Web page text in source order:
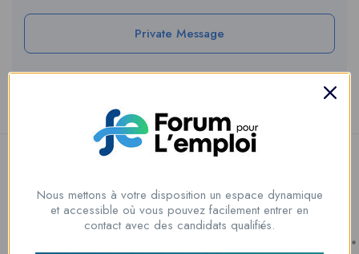
Private Message
Nous mettons à votre disposition un espace dynamique
et accessible où vous pouvez facilement entrer en
contact avec des candidats qualifiés.